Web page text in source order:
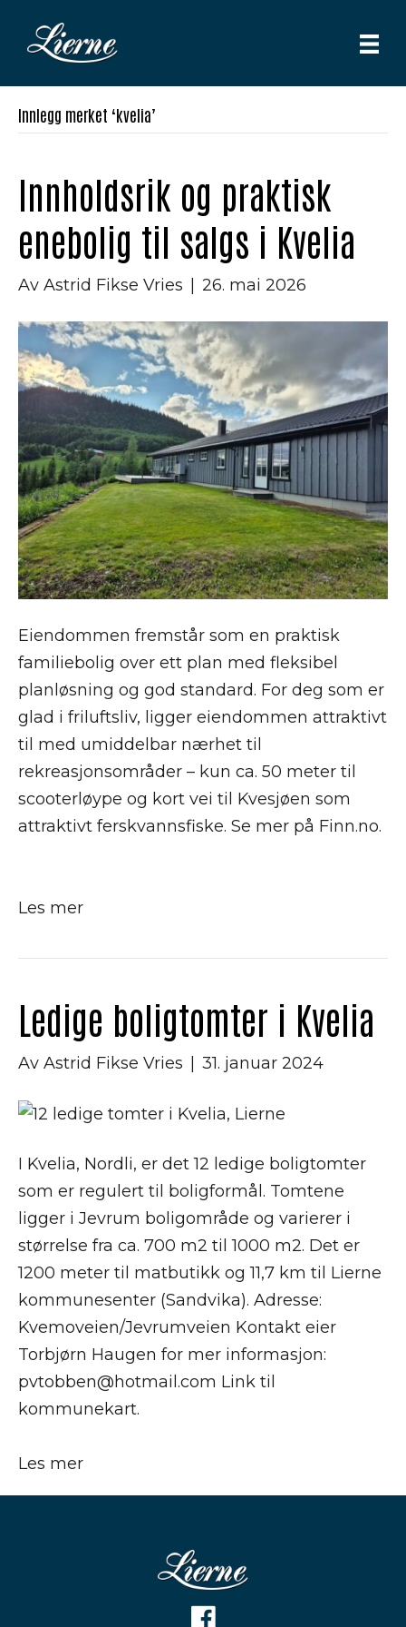
Innlegg merket ‘kvelia’
Innholdsrik og praktisk
enebolig til salgs i Kvelia
Av Astrid Fikse Vries 26. mai 2026
Eiendommen fremstår som en praktisk
familiebolig over ett plan med fleksibel
planløsning og god standard. For deg som er
glad i friluftsliv, ligger eiendommen attraktivt
til med umiddelbar nærhet til
rekreasjonsområder – kun ca. 50 meter til
scooterløype og kort vei til Kvesjøen som
attraktivt ferskvannsfiske. Se mer på Finn.no.
Les mer
Ledige boligtomter i Kvelia
Av Astrid Fikse Vries 31. januar 2024
I Kvelia, Nordli, er det 12 ledige boligtomter
som er regulert til boligformål. Tomtene
ligger i Jevrum boligområde og varierer i
størrelse fra ca. 700 m2 til 1000 m2. Det er
1200 meter til matbutikk og 11,7 km til Lierne
kommunesenter (Sandvika). Adresse:
Kvemoveien/Jevrumveien Kontakt eier
Torbjørn Haugen for mer informasjon:
pvtobben@hotmail.com Link til
kommunekart.
Les mer